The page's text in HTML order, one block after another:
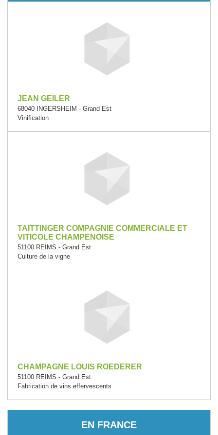
JEAN GEILER
68040 INGERSHEIM - Grand Est
Vinification
TAITTINGER COMPAGNIE COMMERCIALE ET
VITICOLE CHAMPENOISE
51100 REIMS - Grand Est
Culture de la vigne
CHAMPAGNE LOUIS ROEDERER
51100 REIMS - Grand Est
Fabrication de vins effervescents
EN FRANCE